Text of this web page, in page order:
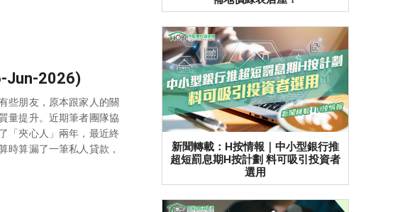
Jun-2026)
些朋友，原本跟家人的關
量提升。近期筆者團隊協
「夾心人」兩年，最近終
時算漏了一筆私人貸款，
新聞轉載：H按情報｜中小型銀行推
超短罰息期H按計劃 料可吸引投資者
選用